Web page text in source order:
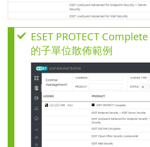
ESET PROTECT
的子單位散佈範例